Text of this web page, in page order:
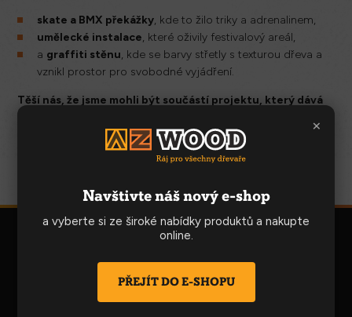
×
Navštivte náš nový e-shop
a vyberte si ze široké nabídky produktů a nakupte
online.
PŘEJÍT DO E-SHOPU
skate a BMX překážky, kde to žilo triky a adrenalinem,
umělecké instalace, které oživily festivalový areál,
a graffiti stěnu, kde se barvy střetly s texturou dřeva a
vznikl prostor pro svobodné vyjádření.
Těší nás, že jsme mohli být součástí projektu, který dává
Tým AZ WOOD, Brno - Slatina